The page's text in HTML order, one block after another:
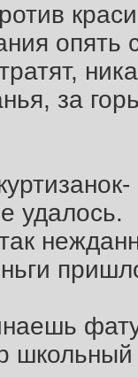
опять
за
удалось.